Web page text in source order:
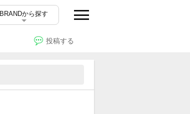
BRANDから探す
投稿する